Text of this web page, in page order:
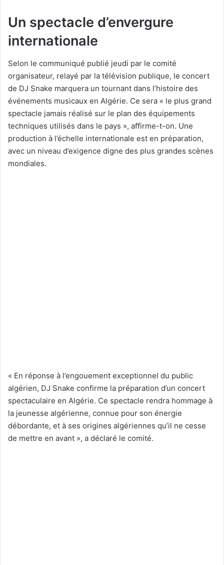
Un spectacle d’envergure
internationale
Selon le communiqué publié jeudi par le comité
organisateur, relayé par la télévision publique, le concert
de DJ Snake marquera un tournant dans l’histoire des
événements musicaux en Algérie. Ce sera « le plus grand
spectacle jamais réalisé sur le plan des équipements
techniques utilisés dans le pays », affirme-t-on. Une
production à l’échelle internationale est en préparation,
avec un niveau d’exigence digne des plus grandes scènes
mondiales.
« En réponse à l’engouement exceptionnel du public
algérien, DJ Snake confirme la préparation d’un concert
spectaculaire en Algérie. Ce spectacle rendra hommage à
la jeunesse algérienne, connue pour son énergie
débordante, et à ses origines algériennes qu’il ne cesse
de mettre en avant », a déclaré le comité.